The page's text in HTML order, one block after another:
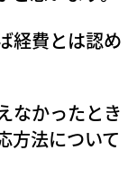
経費とは認め
なかったとき
方法について